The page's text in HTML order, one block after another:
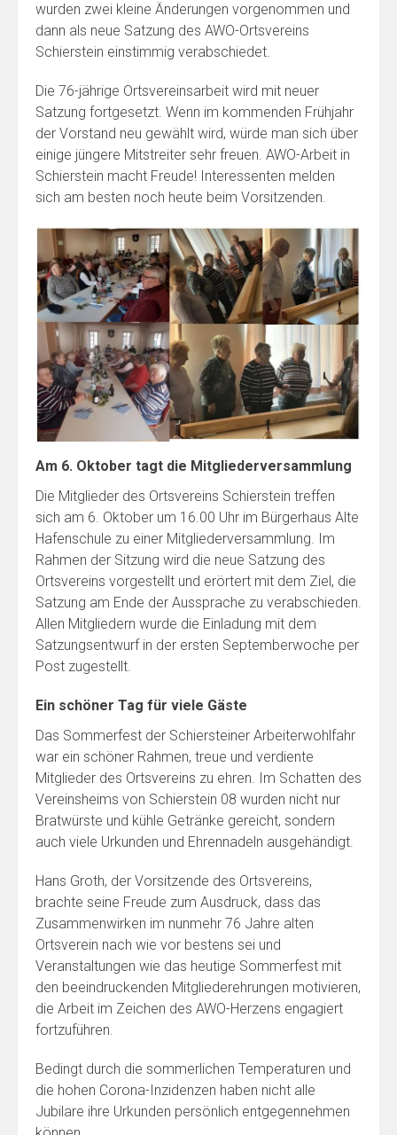
wurden zwei kleine Änderungen vorgenommen und
dann als neue Satzung des AWO-Ortsvereins
Schierstein einstimmig verabschiedet.
Die 76-jährige Ortsvereinsarbeit wird mit neuer
Satzung fortgesetzt. Wenn im kommenden Frühjahr
der Vorstand neu gewählt wird, würde man sich über
einige jüngere Mitstreiter sehr freuen. AWO-Arbeit in
Schierstein macht Freude! Interessenten melden
sich am besten noch heute beim Vorsitzenden.
Am 6. Oktober tagt die Mitgliederversammlung
Die Mitglieder des Ortsvereins Schierstein treffen
sich am 6. Oktober um 16.00 Uhr im Bürgerhaus Alte
Hafenschule zu einer Mitgliederversammlung. Im
Rahmen der Sitzung wird die neue Satzung des
Ortsvereins vorgestellt und erörtert mit dem Ziel, die
Satzung am Ende der Aussprache zu verabschieden.
Allen Mitgliedern wurde die Einladung mit dem
Satzungsentwurf in der ersten Septemberwoche per
Post zugestellt.
Ein schöner Tag für viele Gäste
Das Sommerfest der Schiersteiner Arbeiterwohlfahr
war ein schöner Rahmen, treue und verdiente
Mitglieder des Ortsvereins zu ehren. Im Schatten des
Vereinsheims von Schierstein 08 wurden nicht nur
Bratwürste und kühle Getränke gereicht, sondern
auch viele Urkunden und Ehrennadeln ausgehändigt.
Hans Groth, der Vorsitzende des Ortsvereins,
brachte seine Freude zum Ausdruck, dass das
Zusammenwirken im nunmehr 76 Jahre alten
Ortsverein nach wie vor bestens sei und
Veranstaltungen wie das heutige Sommerfest mit
den beeindruckenden Mitgliederehrungen motivieren,
die Arbeit im Zeichen des AWO-Herzens engagiert
fortzuführen.
Bedingt durch die sommerlichen Temperaturen und
die hohen Corona-Inzidenzen haben nicht alle
Jubilare ihre Urkunden persönlich entgegennehmen